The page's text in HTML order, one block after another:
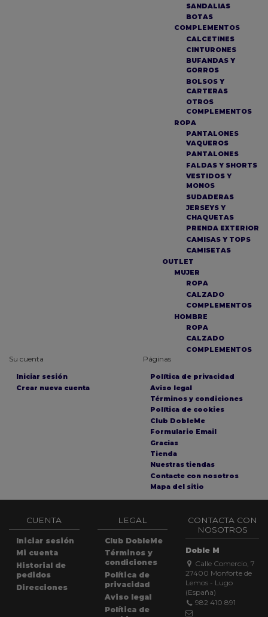
SANDALIAS
BOTAS
COMPLEMENTOS
CALCETINES
CINTURONES
BUFANDAS Y
GORROS
BOLSOS Y
CARTERAS
OTROS
COMPLEMENTOS
ROPA
PANTALONES
VAQUEROS
PANTALONES
FALDAS Y SHORTS
VESTIDOS Y
MONOS
SUDADERAS
JERSEYS Y
CHAQUETAS
PRENDA EXTERIOR
CAMISAS Y TOPS
CAMISETAS
OUTLET
MUJER
ROPA
CALZADO
COMPLEMENTOS
HOMBRE
ROPA
CALZADO
COMPLEMENTOS
Su cuenta
Iniciar sesión
Crear nueva cuenta
Páginas
Política de privacidad
Aviso legal
Términos y condiciones
Política de cookies
Club DobleMe
Formulario Email
Gracias
Tienda
Nuestras tiendas
Contacte con nosotros
Mapa del sitio
CUENTA
Iniciar sesión
Mi cuenta
Historial de
pedidos
Direcciones
LEGAL
Club DobleMe
Términos y
condiciones
Política de
privacidad
Aviso legal
Política de
CONTACTA CON
NOSOTROS
Doble M
Calle Comercio, 7
27400 Monforte de
Lemos - Lugo
(España)
982 410 891